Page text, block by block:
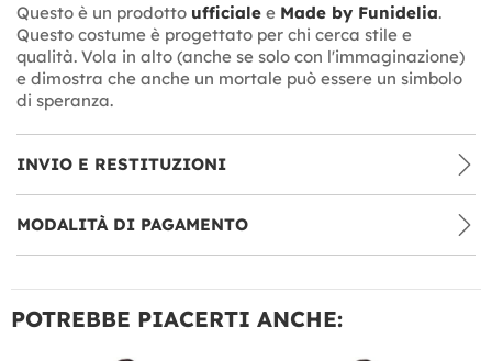
Questo è un prodotto ufficiale e Made by Funidelia.
Questo costume è progettato per chi cerca stile e
qualità. Vola in alto (anche se solo con l'immaginazione)
e dimostra che anche un mortale può essere un simbolo
di speranza.
INVIO E RESTITUZIONI
MODALITÀ DI PAGAMENTO
POTREBBE PIACERTI ANCHE: